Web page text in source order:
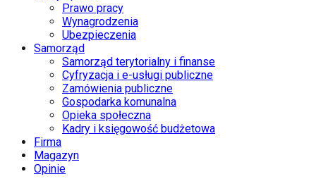
Prawo pracy
Wynagrodzenia
Ubezpieczenia
Samorząd
Samorząd terytorialny i finanse
Cyfryzacja i e-usługi publiczne
Zamówienia publiczne
Gospodarka komunalna
Opieka społeczna
Kadry i księgowość budżetowa
Firma
Magazyn
Opinie